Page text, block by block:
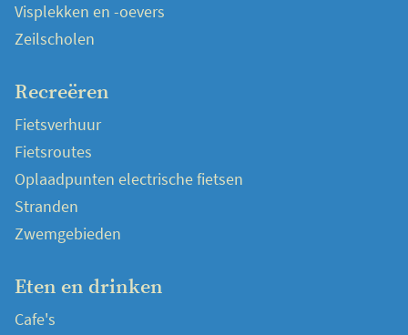
Visplekken en -oevers
Zeilscholen
Recreëren
Fietsverhuur
Fietsroutes
Oplaadpunten electrische fietsen
Stranden
Zwemgebieden
Eten en drinken
Cafe's